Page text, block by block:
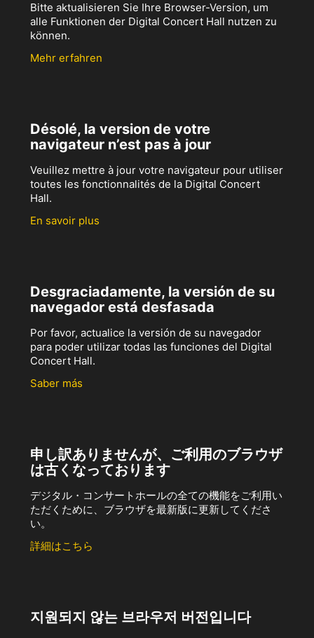
Bitte aktualisieren Sie Ihre Browser-Version, um
alle Funktionen der Digital Concert Hall nutzen zu
können.
Mehr erfahren
Désolé, la version de votre
navigateur n’est pas à jour
Veuillez mettre à jour votre navigateur pour utiliser
toutes les fonctionnalités de la Digital Concert
Hall.
En savoir plus
Desgraciadamente, la versión de su
navegador está desfasada
Por favor, actualice la versión de su navegador
para poder utilizar todas las funciones del Digital
Concert Hall.
Saber más
申し訳ありませんが、ご利用のブラウザ
は古くなっております
デジタル・コンサートホールの全ての機能をご利用い
ただくために、ブラウザを最新版に更新してくださ
い。
詳細はこちら
지원되지 않는 브라우저 버전입니다